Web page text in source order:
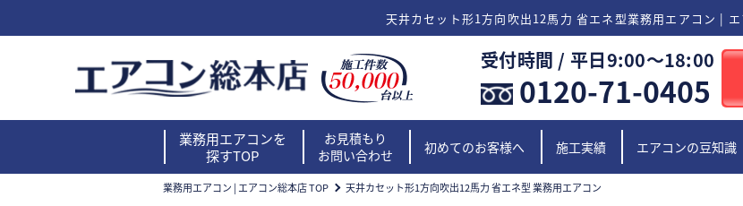
天井カセット形1方向吹出12馬力 省エネ型業務用エアコン |
受付時間 / 平日9:00〜18:00
0120-71-0405
業務用エアコンを
探すTOP
お見積もり
お問い合わせ
初めてのお客様へ 施工実績 エアコンの豆知識
業務用エアコン | エアコン総本店 TOP 天井カセット形1方向吹出12馬力 省エネ型 業務用エアコン